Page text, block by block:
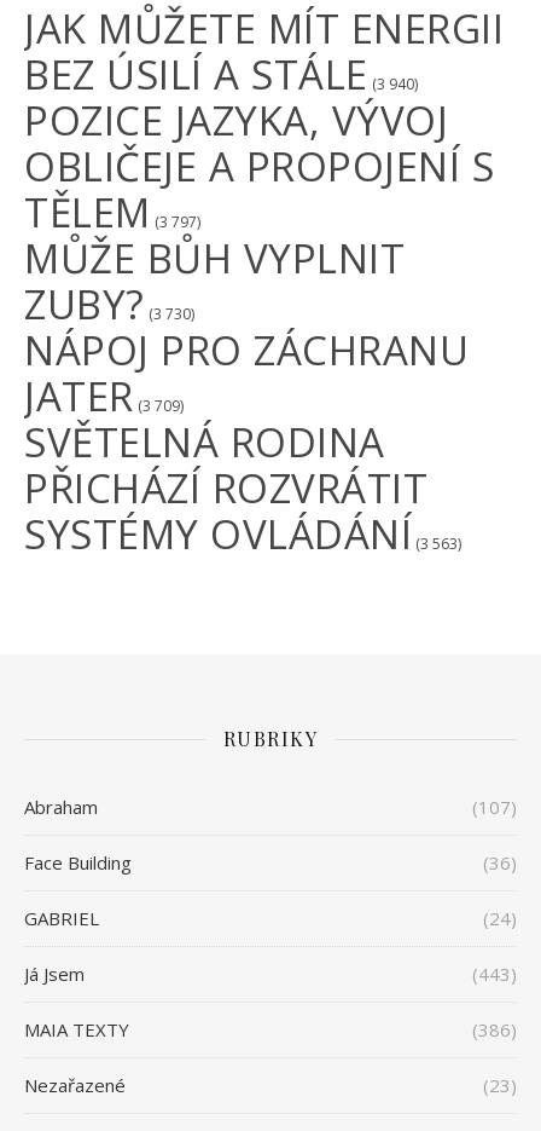
JAK MŮŽETE MÍT ENERGII
BEZ ÚSILÍ A STÁLE (3 940)
POZICE JAZYKA, VÝVOJ
OBLIČEJE A PROPOJENÍ S
TĚLEM (3 797)
MŮŽE BŮH VYPLNIT
ZUBY? (3 730)
NÁPOJ PRO ZÁCHRANU
JATER (3 709)
SVĚTELNÁ RODINA
PŘICHÁZÍ ROZVRÁTIT
SYSTÉMY OVLÁDÁNÍ (3 563)
RUBRIKY
Abraham (107)
Face Building (36)
GABRIEL (24)
Já Jsem (443)
MAIA TEXTY (386)
Nezařazené (23)